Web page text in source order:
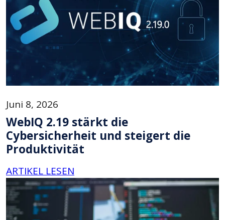
Juni 8, 2026
WebIQ 2.19 stärkt die
Cybersicherheit und steigert die
Produktivität
ARTIKEL LESEN